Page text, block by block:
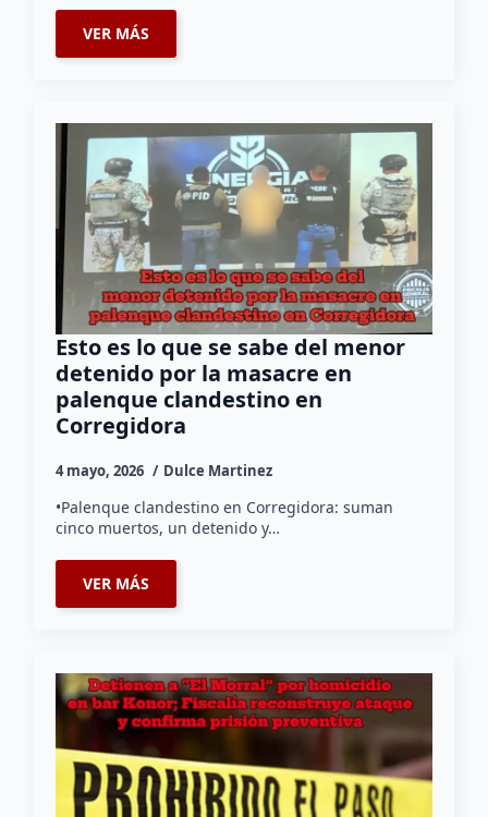
VER MÁS
Esto es lo que se sabe del menor
detenido por la masacre en
palenque clandestino en
Corregidora
4 mayo, 2026 Dulce Martinez
•Palenque clandestino en Corregidora: suman
cinco muertos, un detenido y…
VER MÁS